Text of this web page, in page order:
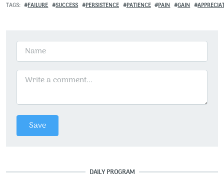
TAGS FAILURE SUCCESS PERSISTENCE PATIENCE PAIN GAIN
DAILY PROGRAM